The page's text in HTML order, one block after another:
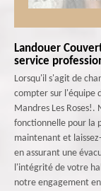
Landouer
service
Lorsqu'il s'agit de
compter sur l'équipe
Mandres Les
fonctionnelle pour la
maintenant et
en assurant une
l'intégrité de votre
notre engagement